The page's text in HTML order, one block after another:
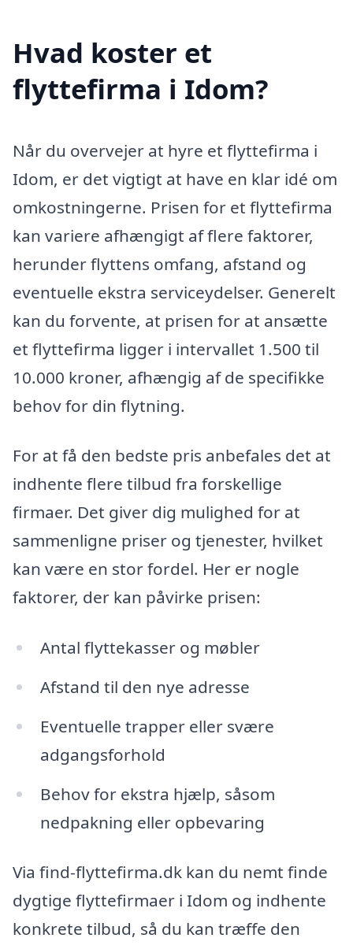
Hvad koster et
flyttefirma i Idom?
Når du overvejer at hyre et flyttefirma i
Idom, er det vigtigt at have en klar idé om
omkostningerne. Prisen for et flyttefirma
kan variere afhængigt af flere faktorer,
herunder flyttens omfang, afstand og
eventuelle ekstra serviceydelser. Generelt
kan du forvente, at prisen for at ansætte
et flyttefirma ligger i intervallet 1.500 til
10.000 kroner, afhængig af de specifikke
behov for din flytning.
For at få den bedste pris anbefales det at
indhente flere tilbud fra forskellige
firmaer. Det giver dig mulighed for at
sammenligne priser og tjenester, hvilket
kan være en stor fordel. Her er nogle
faktorer, der kan påvirke prisen:
Antal flyttekasser og møbler
Afstand til den nye adresse
Eventuelle trapper eller svære
adgangsforhold
Behov for ekstra hjælp, såsom
nedpakning eller opbevaring
Via find-flyttefirma.dk kan du nemt finde
dygtige flyttefirmaer i Idom og indhente
konkrete tilbud, så du kan træffe den